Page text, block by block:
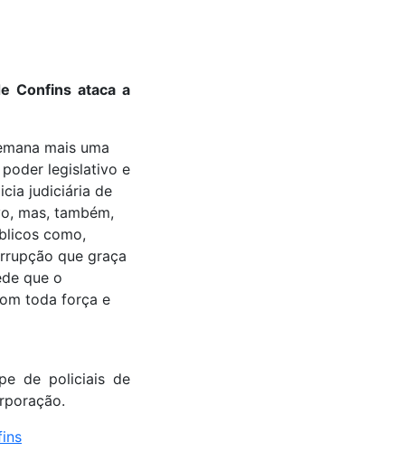
Confins ataca a
mais uma
legislativo e
judiciária de
mas, também,
como,
que graça
que o
toda força e
de policiais de